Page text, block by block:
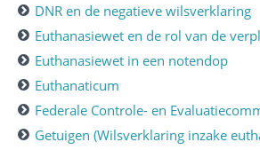
DNR en de negatieve wilsverklaring
Euthanasiewet en de rol van de
Euthanasiewet in een notendop
Euthanaticum
Federale Controle- en
Getuigen (Wilsverklaring inzake